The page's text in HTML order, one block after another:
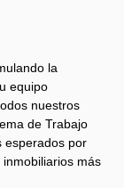
la
equipo
nuestros
de Trabajo
esperados por
más